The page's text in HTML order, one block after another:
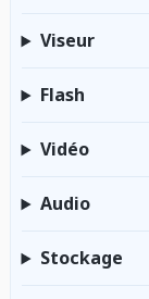
Viseur
Flash
Vidéo
Audio
Stockage